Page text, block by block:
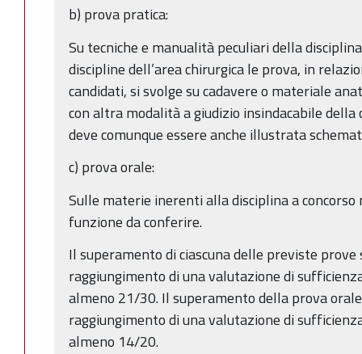
b) prova pratica:
Su tecniche e manualità peculiari della
discipline dell’area chirurgica le prova, in
candidati, si svolge su cadavere o materiale
con altra modalità a giudizio insindacabile
deve comunque essere anche illustrata
c) prova orale:
Sulle materie inerenti alla disciplina a concorso
funzione da conferire.
Il superamento di ciascuna delle previste
raggiungimento di una valutazione di
almeno 21/30. Il superamento della prova
raggiungimento di una valutazione di
almeno 14/20.